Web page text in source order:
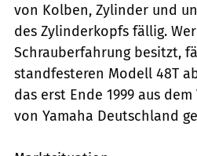
von Kolben, Zylinder und
des Zylinderkopfs fällig.
Schrauberfahrung besitzt,
standfesteren Modell 48T
das erst Ende 1999 aus
von Yamaha Deutschland